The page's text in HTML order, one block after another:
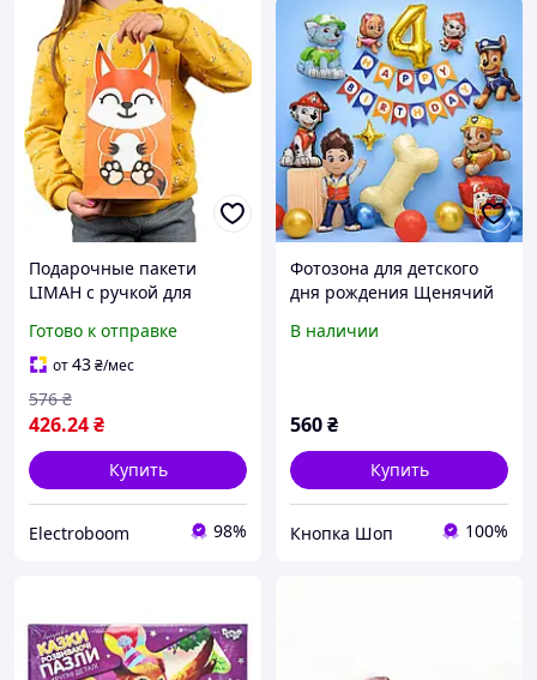
Подарочные пакети
LIMAH с ручкой для
Готово к отправке
от43₴/мес
426.24₴
576 ₴
Купить
Electroboom 98%
Фотозона для детского
дня рождения Щенячий
В наличии
560₴
Купить
Кнопка Шоп 100%